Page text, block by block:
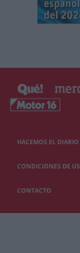
HACEMOS EL
CONDICIONES DE
CONTACTO